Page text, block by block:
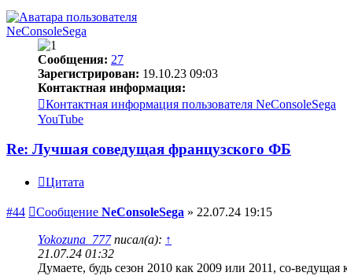
NeConsoleSega
Сообщения: 27
Зарегистрирован: 19.10.23 09:03
Контактная информация:
Контактная информация пользователя NeConsoleSega
YouTube
Re: Лучшая соведущая французского ФБ
Цитата
#44 Сообщение NeConsoleSega » 22.07.24 19:15
Yokozuna_777писал(а): ↑
21.07.24 01:32
Думаете, будь сезон 2010 как 2009 или 2011, со-ведущая